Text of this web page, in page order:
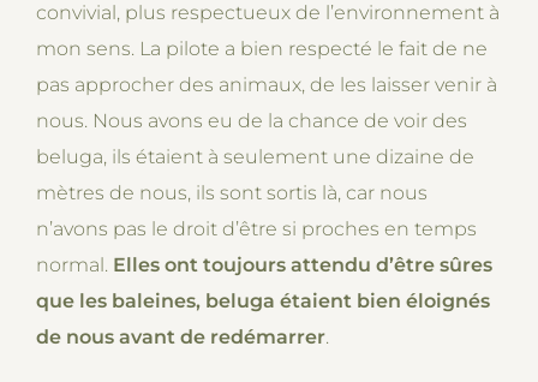
convivial, plus respectueux de l’environnement à
mon sens. La pilote a bien respecté le fait de ne
pas approcher des animaux, de les laisser venir à
nous. Nous avons eu de la chance de voir des
beluga, ils étaient à seulement une dizaine de
mètres de nous, ils sont sortis là, car nous
n’avons pas le droit d’être si proches en temps
normal. Elles ont toujours attendu d’être sûres
que les baleines, beluga étaient bien éloignés
de nous avant de redémarrer.